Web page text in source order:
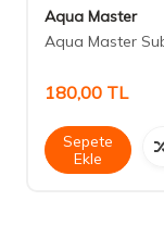
Aqua Master
Aqua Master
180,00 TL
Sepete
Ekle